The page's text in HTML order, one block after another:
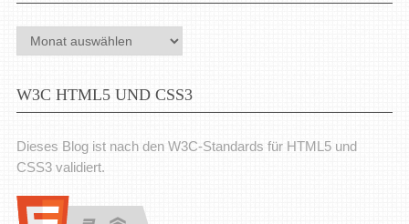
Archiv
W3C HTML5 UND CSS3
Dieses Blog ist nach den W3C-Standards für HTML5 und
CSS3 validiert.